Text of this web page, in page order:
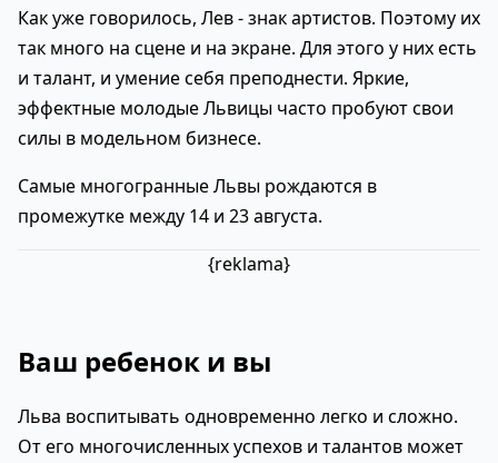
Как уже говорилось, Лев - знак артистов. Поэтому их
так много на сцене и на экране. Для этого у них есть
и талант, и умение себя преподнести. Яркие,
эффектные молодые Львицы часто пробуют свои
силы в модельном бизнесе.
Самые многогранные Львы рождаются в
промежутке между 14 и 23 августа.
{reklama}
Ваш ребенок и вы
Льва воспитывать одновременно легко и сложно.
От его многочисленных успехов и талантов может